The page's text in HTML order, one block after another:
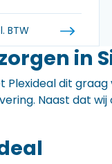
BTW
in
dit
Naast dat